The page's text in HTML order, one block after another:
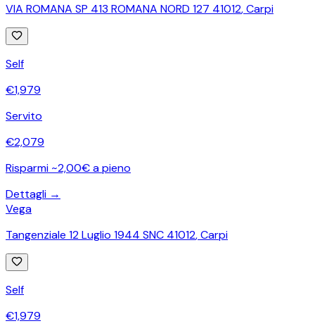
VIA ROMANA SP 413 ROMANA NORD 127 41012,Carpi
Self
€1,979
Servito
€2,079
Risparmi ~2,00€ a pieno
Dettagli →
Vega
Tangenziale 12 Luglio 1944 SNC 41012,Carpi
Self
€1,979